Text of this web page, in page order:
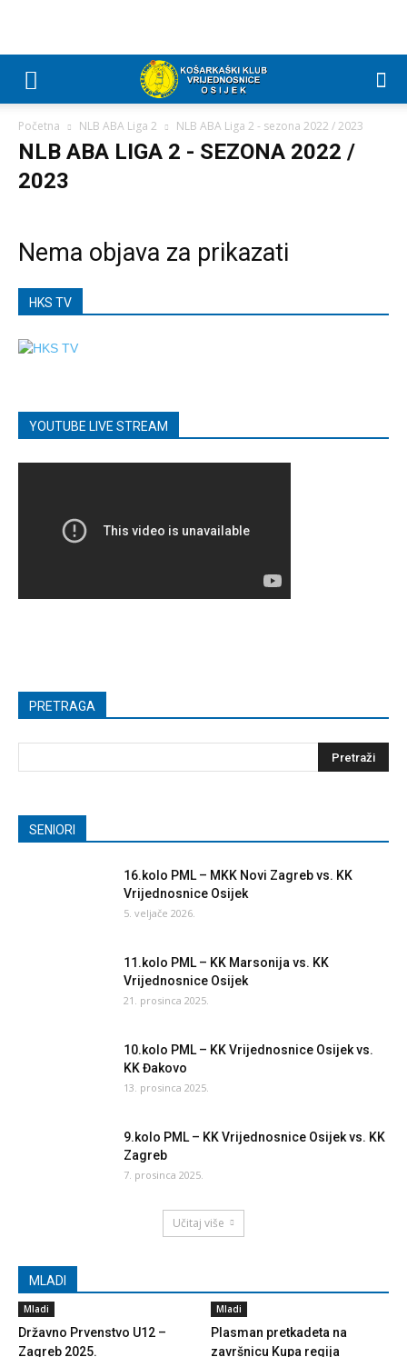
Početna NLB ABA Liga 2 NLB ABA Liga 2 - sezona 2022 / 2023
NLB ABA LIGA 2 - SEZONA 2022 /
2023
Nema objava za prikazati
HKS TV
YOUTUBE LIVE STREAM
PRETRAGA
SENIORI
16.kolo PML – MKK Novi Zagreb vs. KK
Vrijednosnice Osijek
5. veljače 2026.
11.kolo PML – KK Marsonija vs. KK
Vrijednosnice Osijek
21. prosinca 2025.
10.kolo PML – KK Vrijednosnice Osijek vs.
KK Đakovo
13. prosinca 2025.
9.kolo PML – KK Vrijednosnice Osijek vs. KK
Zagreb
7. prosinca 2025.
Učitaj više
MLADI
Mladi
Državno Prvenstvo U12 –
Zagreb 2025.
Mladi
Plasman pretkadeta na
završnicu Kupa regija